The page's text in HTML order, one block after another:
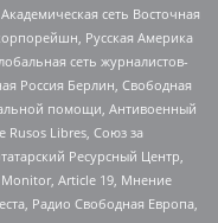
сеть Восточная
Русская Америка
сеть журналистов-
Россия Берлин, Свободная
помощи, Антивоенный
Rusos Libres, Союз за
Ресурсный Центр,
Article 19, Мнение
Радио Свободная Европа,